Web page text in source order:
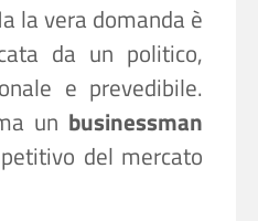
la vera domanda è
da un politico,
e prevedibile.
un businessman
del mercato